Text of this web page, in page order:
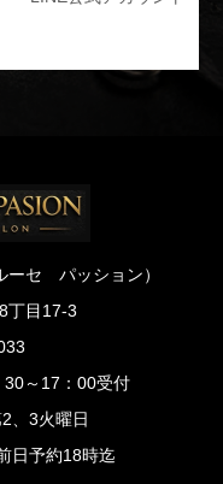
ーセ パッション）
丁目17-3
～17：00受付
、3火曜日
日予約18時迄